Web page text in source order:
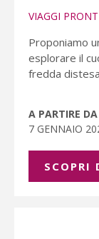
VIAGGI
Proponiamo
esplorare il
fredda
A PARTIRE
7 GENNAIO
SCOPRI